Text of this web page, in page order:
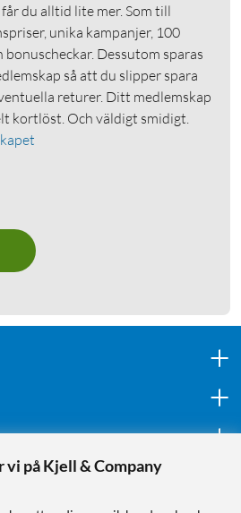
du alltid lite mer. Som till
unika kampanjer, 100
Dessutom sparas
så att du slipper spara
returer. Ditt medlemskap
kortlöst. Och väldigt smidigt.
vi på Kjell & Company